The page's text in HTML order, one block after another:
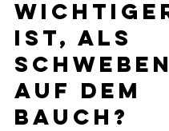
ist, als
Schweben
auf dem
Bauch?